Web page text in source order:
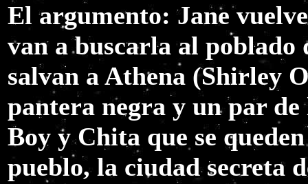
El argumento: Jane
van a buscarla al
salvan a Athena (Shirley
pantera negra y un par
Boy y Chita que se
pueblo, la ciudad secreta